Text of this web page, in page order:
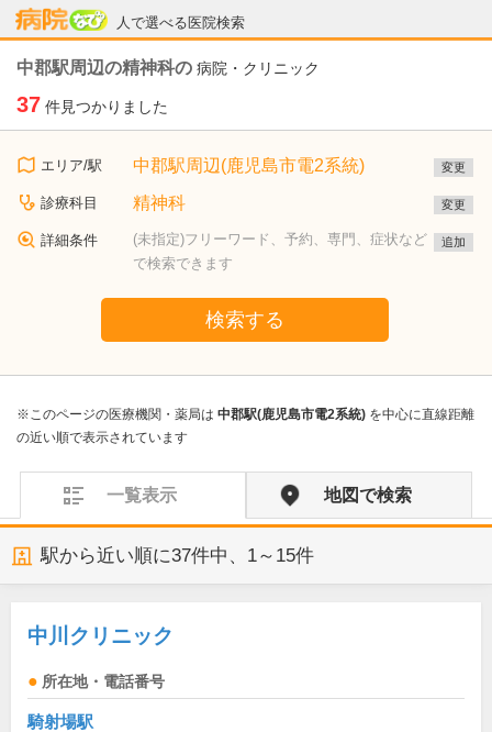
人で選べる医院検索
病院なび
中郡駅周辺の精神科の 病院・クリニック
37 件見つかりました
エリア/駅 中郡駅周辺(鹿児島市電2系統) 変更
診療科目 精神科 変更
詳細条件
(未指定)フリーワード、予約、専門、症状など
で検索できます
追加
検索する
※このページの医療機関・薬局は 中郡駅(鹿児島市電2系統) を中心に直線距離
の近い順で表示されています
一覧表示 地図で検索
駅から近い順に37件中、 1～15件
中川クリニック
所在地・電話番号
騎射場駅